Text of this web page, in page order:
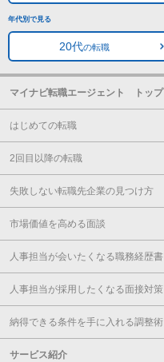
年代別で見る
20代の転職
マイナビ転職エージェント トップ
はじめての転職
2回目以降の転職
失敗しない転職先企業の見つけ方
市場価値を高める面談
人事担当が会いたくなる職務経歴書
人事担当が採用したくなる面接対策
納得できる条件を手に入れる調整術
サービス紹介